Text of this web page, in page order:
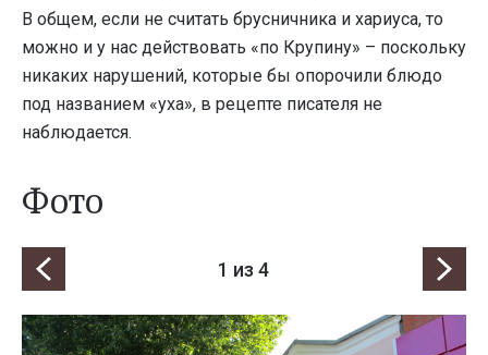
В общем, если не считать брусничника и хариуса, то
можно и у нас действовать «по Крупину» – поскольку
никаких нарушений, которые бы опорочили блюдо
под названием «уха», в рецепте писателя не
наблюдается.
Фото
1 из 4